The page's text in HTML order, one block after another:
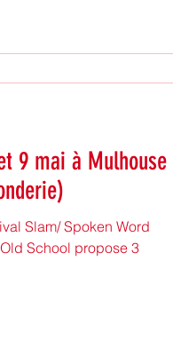
Slam/ Spoken Word
School propose 3